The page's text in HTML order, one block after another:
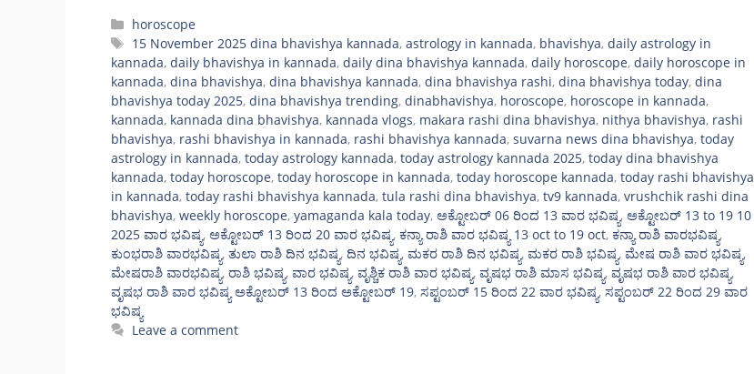
Categories
horoscope
Tags
15 November 2025 dina bhavishya kannada,astrology in kannada, bhavishya,daily astrology in
kannada, daily bhavishya in kannada, daily dina bhavishya kannada, daily horoscope, daily horoscope in
kannada, dina bhavishya, dina bhavishya kannada, dina bhavishya rashi, dina bhavishya today, dina
bhavishya today 2025, dina bhavishya trending, dinabhavishya, horoscope, horoscope in kannada,
kannada, kannada dina bhavishya, kannada vlogs, makara rashi dina bhavishya, nithya bhavishya, rashi
bhavishya, rashi bhavishya in kannada, rashi bhavishya kannada, suvarna news dina bhavishya, today
astrology in kannada, today astrology kannada, today astrology kannada 2025, today dina bhavishya
kannada, today horoscope, today horoscope in kannada, today horoscope kannada, today rashi bhavishya
in kannada, today rashi bhavishya kannada, tula rashi dina bhavishya, tv9 kannada, vrushchik rashi dina
bhavishya, weekly horoscope, yamaganda kala today, ಅಕ್ಟೋಬರ್‌ 06 ರಿಂದ 13 ವಾರ ಭವಿಷ್ಯ , ಅಕ್ಟೋಬರ್ 13 to 19 10
2025 ವಾರ ಭವಿಷ್ಯ , ಅಕ್ಟೋಬರ್‌ 13 ರಿಂದ 20 ವಾರ ಭವಿಷ್ಯ , ಕನ್ಯಾ ರಾಶಿ ವಾರ ಭವಿಷ್ಯ 13 oct to 19 oct, ಕನ್ಯಾ ರಾಶಿ ವಾರಭವಿಷ್ಯ ,
ಕುಂಭರಾಶಿ ವಾರಭವಿಷ್ಯ , ತುಲಾ ರಾಶಿ ದಿನ ಭವಿಷ್ಯ , ದಿನ ಭವಿಷ್ಯ , ಮಕರ ರಾಶಿ ದಿನ ಭವಿಷ್ಯ , ಮಕರ ರಾಶಿ ಭವಿಷ್ಯ , ಮೇಷ ರಾಶಿ ವಾರ ಭವಿಷ್ಯ ,
ಮೇಷರಾಶಿ ವಾರಭವಿಷ್ಯ , ರಾಶಿ ಭವಿಷ್ಯ , ವಾರ ಭವಿಷ್ಯ , ವೃಶ್ಚಿಕ ರಾಶಿ ವಾರ ಭವಿಷ್ಯ , ವೃಷಭ ರಾಶಿ ಮಾಸ ಭವಿಷ್ಯ , ವೃಷಭ ರಾಶಿ ವಾರ ಭವಿಷ್ಯ ,
ವೃಷಭ ರಾಶಿ ವಾರ ಭವಿಷ್ಯ ಅಕ್ಟೋಬರ್ 13 ರಿಂದ ಅಕ್ಟೋಬರ್ 19, ಸಪ್ಟಂಬರ್‌ 15 ರಿಂದ 22 ವಾರ ಭವಿಷ್ಯ , ಸಪ್ಟಂಬರ್‌ 22 ರಿಂದ 29 ವಾರ
ಭವಿಷ್ಯ
Leave a comment